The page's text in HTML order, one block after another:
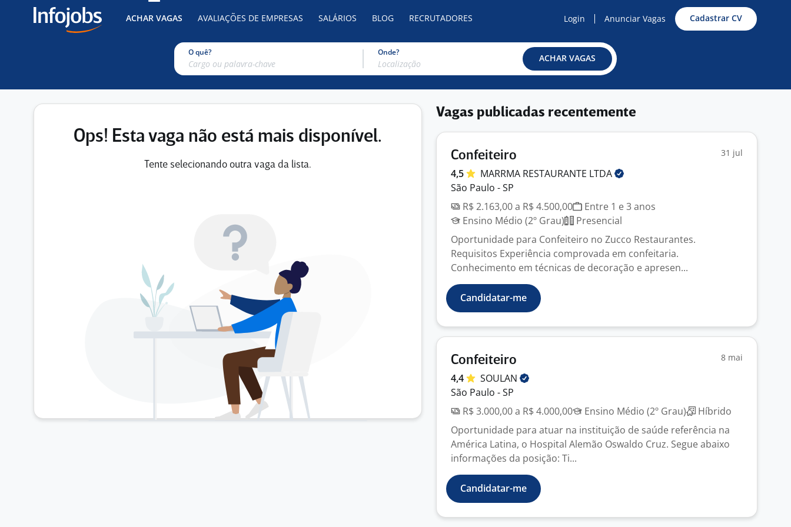
ACHAR VAGAS AVALIAÇÕES DE EMPRESAS SALÁRIOS BLOG RECRUTADORES Login Anunciar Vagas Cadastrar CV
O quê? Onde?
ACHAR VAGAS
Ops! Esta vaga não está mais disponível.
Tente selecionando outra vaga da lista.
Vagas publicadas recentemente
Confeiteiro 31 jul
4,5 MARRMA RESTAURANTE LTDA
São Paulo - SP
R$ 2.163,00 a R$ 4.500,00
Entre 1 e 3 anos
Ensino Médio (2º Grau)
Presencial
Oportunidade para Confeiteiro no Zucco Restaurantes.
Requisitos Experiência comprovada em confeitaria.
Conhecimento em técnicas de decoração e apresen...
Candidatar-me
Confeiteiro 8 mai
4,4
SOULAN
São Paulo - SP
R$ 3.000,00 a R$ 4.000,00
Ensino Médio (2º Grau)
Híbrido
Oportunidade para atuar na instituição de saúde referência na
América Latina, o Hospital Alemão Oswaldo Cruz. Segue abaixo
informações da posição: Ti...
Candidatar-me